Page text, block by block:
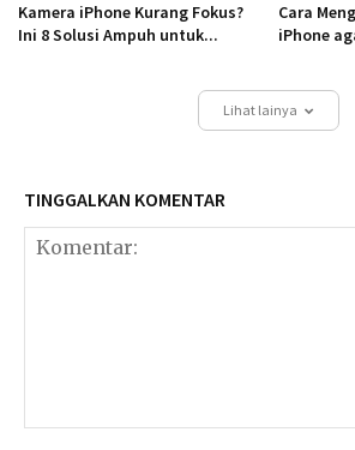
Kamera iPhone Kurang Fokus?
Ini 8 Solusi Ampuh untuk...
Cara
iPhone
Lihat lainya
TINGGALKAN KOMENTAR